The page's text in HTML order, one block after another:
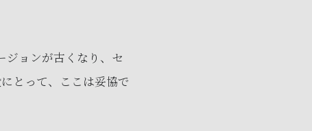
ョンが古くなり、セ
とって、ここは妥協で